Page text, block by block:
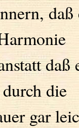
daß
daß
die
gar